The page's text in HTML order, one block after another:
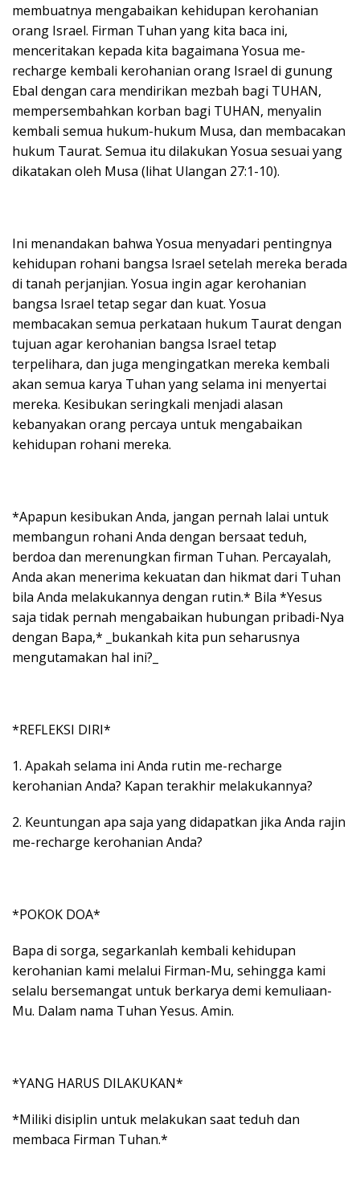
membuatnya mengabaikan kehidupan kerohanian
orang Israel. Firman Tuhan yang kita baca ini,
menceritakan kepada kita bagaimana Yosua me-
recharge kembali kerohanian orang Israel di gunung
Ebal dengan cara mendirikan mezbah bagi TUHAN,
mempersembahkan korban bagi TUHAN, menyalin
kembali semua hukum-hukum Musa, dan membacakan
hukum Taurat. Semua itu dilakukan Yosua sesuai yang
dikatakan oleh Musa (lihat Ulangan 27:1-10).
Ini menandakan bahwa Yosua menyadari pentingnya
kehidupan rohani bangsa Israel setelah mereka berada
di tanah perjanjian. Yosua ingin agar kerohanian
bangsa Israel tetap segar dan kuat. Yosua
membacakan semua perkataan hukum Taurat dengan
tujuan agar kerohanian bangsa Israel tetap
terpelihara, dan juga mengingatkan mereka kembali
akan semua karya Tuhan yang selama ini menyertai
mereka. Kesibukan seringkali menjadi alasan
kebanyakan orang percaya untuk mengabaikan
kehidupan rohani mereka.
*Apapun kesibukan Anda, jangan pernah lalai untuk
membangun rohani Anda dengan bersaat teduh,
berdoa dan merenungkan firman Tuhan. Percayalah,
Anda akan menerima kekuatan dan hikmat dari Tuhan
bila Anda melakukannya dengan rutin.* Bila *Yesus
saja tidak pernah mengabaikan hubungan pribadi-Nya
dengan Bapa,* _bukankah kita pun seharusnya
mengutamakan hal ini?_
*REFLEKSI DIRI*
1. Apakah selama ini Anda rutin me-recharge
kerohanian Anda? Kapan terakhir melakukannya?
2. Keuntungan apa saja yang didapatkan jika Anda rajin
me-recharge kerohanian Anda?
*POKOK DOA*
Bapa di sorga, segarkanlah kembali kehidupan
kerohanian kami melalui Firman-Mu, sehingga kami
selalu bersemangat untuk berkarya demi kemuliaan-
Mu. Dalam nama Tuhan Yesus. Amin.
*YANG HARUS DILAKUKAN*
*Miliki disiplin untuk melakukan saat teduh dan
membaca Firman Tuhan.*